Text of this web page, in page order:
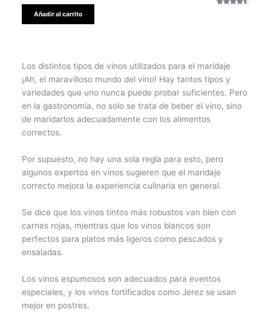
clientes
Añadir al carrito
Los distintos tipos de vinos utilizados para el maridaje
¡Ah, el maravilloso mundo del vino! Hay tantos tipos y
variedades que uno nunca puede probar suficientes. Pero
en la gastronomía, no solo se trata de beber el vino, sino
de maridarlos adecuadamente con los alimentos
correctos.
Por supuesto, no hay una sola regla para esto, pero
algunos expertos en vinos sugieren que el maridaje
correcto mejora la experiencia culinaria en general.
Se dice que los vinos tintos más robustos van bien con
carnes rojas, mientras que los vinos blancos son
perfectos para platos más ligeros como pescados y
ensaladas.
Los vinos espumosos son adecuados para eventos
especiales, y los vinos fortificados como Jerez se usan
mejor en postres.